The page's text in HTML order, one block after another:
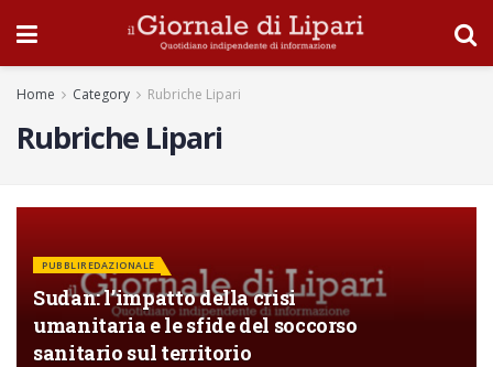
Home Category Rubriche Lipari
Rubriche Lipari
PUBBLIREDAZIONALE
Sudan: l’impatto della crisi
umanitaria e le sfide del soccorso
sanitario sul territorio